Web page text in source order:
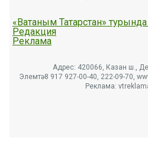
«Ватаным Татарстан»
Редакция
Реклама
Адрес: 420066, Казан ш.,
Элемтә: 8 917 927-00-40, 222-09-70,
Реклама: